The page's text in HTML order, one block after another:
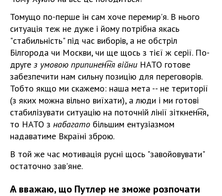
Томущо по-перше ѵін сам хоче перемир'я. В нього
ситуація теж не дуже і йому потрібна якась
"стабильність" під час виборів, а не обстріл
Білгорода чи Москви, чи ще щось з тієї ж серії. По-
друге з умовою припинен͡ня війни НАТО готове
забезпечити нам сильну позицію для переговорів.
Тобто якщо ми скажемо: наша мета -- не території
(з яких можна вільно виїхати), а люди і ми готові
стабилізувати ситуацію на поточній лінії зіткнен͡ня,
то НАТО з набагато більшим ентузіазмом
надаватиме Вкраїні зброю.
В той же час мотивація русні щось "завойовувати"
остаточно зав'яне.
Ѧ вважаю, що Путлер не зможе розпочати